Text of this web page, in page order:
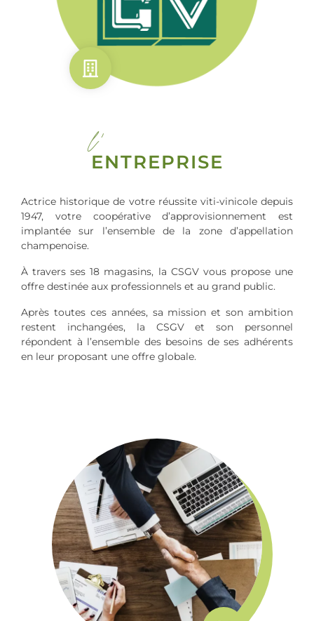
l'
ENTREPRISE
Actrice historique de votre réussite viti-vinicole depuis
1947, votre coopérative d’approvisionnement est
implantée sur l’ensemble de la zone d’appellation
champenoise.
À travers ses 18 magasins, la CSGV vous propose une
offre destinée aux professionnels et au grand public.
Après toutes ces années, sa mission et son ambition
restent inchangées, la CSGV et son personnel
répondent à l’ensemble des besoins de ses adhérents
en leur proposant une offre globale.